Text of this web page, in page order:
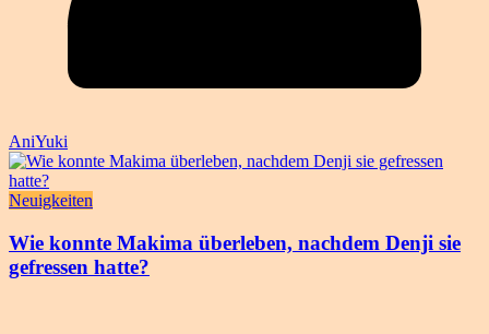
AniYuki
Neuigkeiten
Wie konnte Makima überleben, nachdem Denji sie
gefressen hatte?